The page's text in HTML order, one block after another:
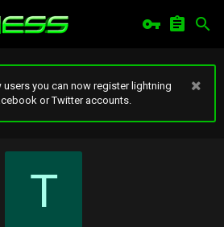
users you can now register lightning
or Twitter accounts.
T